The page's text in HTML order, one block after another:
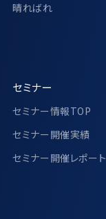
晴ればれ
セミナー
セミナー情報TOP
セミナー開催実績
セミナー開催レポート